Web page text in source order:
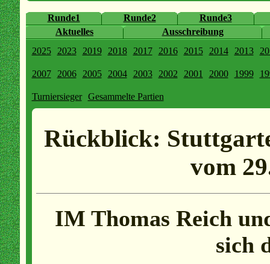
Runde1 Runde2
Runde3
Aktuelles
Ausschreibung
2025
2023 2019 2018 2017 2016 2015 2014 2013
2007 2006 2005 2004 2003 2002 2001 2000 1999
Turniersieger Gesammelte Partien
Rückblick:
vom
IM Thomas Reich
sich